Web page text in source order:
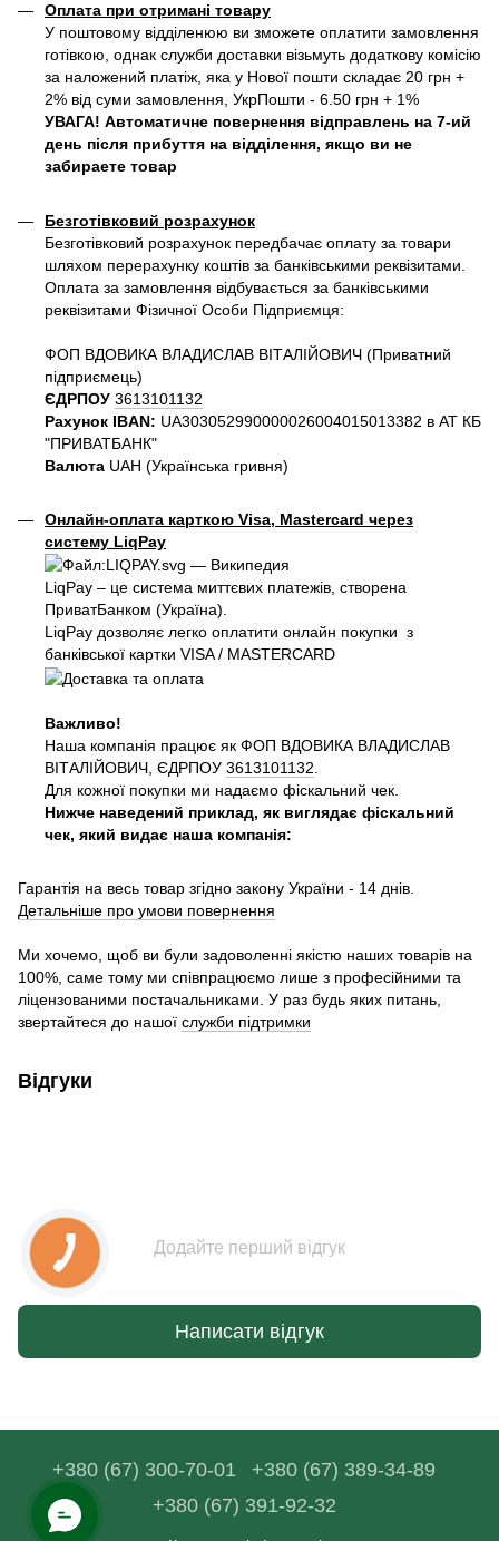
Оплата при отримані товару
У поштовому відділенюю ви зможете оплатити замовлення
готівкою, однак служби доставки візьмуть додаткову комісію
за наложений платіж, яка у Нової пошти складає 20 грн +
2% від суми замовлення, УкрПошти - 6.50 грн + 1%
УВАГА! Автоматичне повернення відправлень на 7-ий
день після прибуття на відділення, якщо ви не
забираете товар
Безготівковий розрахунок
Безготівковий розрахунок передбачає оплату за товари
шляхом перерахунку коштів за банківськими реквізитами.
Оплата за замовлення відбувається за банківськими
реквізитами Фізичної Особи Підприємця:
ФОП ВДОВИКА ВЛАДИСЛАВ ВІТАЛІЙОВИЧ (Приватний
пiдприємець)
ЄДРПОУ 3613101132
Рахунок IBAN: UA303052990000026004015013382 в АТ КБ
"ПРИВАТБАНК"
Валюта UAH (Українська гривня)
Онлайн-оплата карткою Visa, Mastercard через
систему LiqPay
LiqPay – це система миттєвих платежів, створена
ПриватБанком (Україна).
LiqPay дозволяє легко оплатити онлайн покупки з
банківської картки VISA / MASTERCARD
Важливо!
Наша компанія працює як ФОП ВДОВИКА ВЛАДИСЛАВ
ВІТАЛІЙОВИЧ, ЄДРПОУ 3613101132
Для кожної покупки ми надаємо фіскальний чек.
Нижче наведений приклад, як виглядає фіскальний
чек, який видає наша компанія:
Гарантія на весь товар згідно закону України - 14 днів.
Детальніше про умови повернення
Ми хочемо, щоб ви були задоволенні якістю наших товарів на
100%, саме тому ми співпрацюємо лише з професійними та
ліцензованими постачальниками. У раз будь яких питань,
звертайтеся до нашої служби підтримки
Відгуки
Додайте перший відгук
Написати відгук
+380 (67) 300-70-01
+380 (67) 389-34-89
+380 (67) 391-92-32